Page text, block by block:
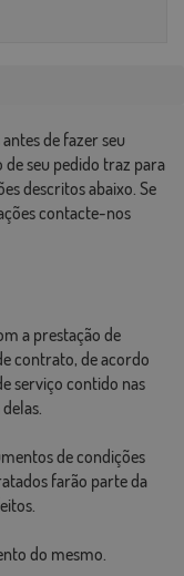
de fazer seu
seu pedido traz para
descritos abaixo. Se
contacte-nos
a prestação de
contrato, de acordo
serviço contido nas
de condições
farão parte da
do mesmo.